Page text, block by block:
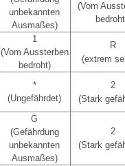
unbekannten
Ausmaßes)
(Vom
1
(Vom Aussterben
bedroht)
R
(extrem
*
(Ungefährdet)
2
(Stark
G
(Gefährdung
unbekannten
Ausmaßes)
2
(Stark